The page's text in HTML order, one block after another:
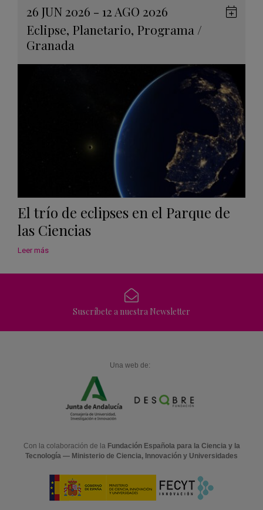
26 JUN 2026 - 12 AGO 2026
Eclipse, Planetario, Programa /
Granada
El trío de eclipses en el Parque de
las Ciencias
Leer más
Suscríbete a nuestra Newsletter
Una web de:
Con la colaboración de la Fundación Española para la Ciencia y la
Tecnología — Ministerio de Ciencia, Innovación y Universidades